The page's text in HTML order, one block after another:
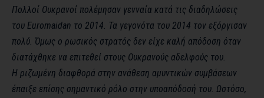
Πολλοί Ουκρανοί πολέμησαν γενναία κατά τις διαδηλώσεις
του Euromaidan το 2014. Τα γεγονότα του 2014 τον εξόργισαν
πολύ. Όμως ο ρωσικός στρατός δεν είχε καλή απόδοση όταν
διατάχθηκε να επιτεθεί στους Ουκρανούς αδελφούς του.
Η ριζωμένη διαφθορά στην ανάθεση αμυντικών συμβάσεων
έπαιξε επίσης σημαντικό ρόλο στην υποαπόδοσή του. Ωστόσο,